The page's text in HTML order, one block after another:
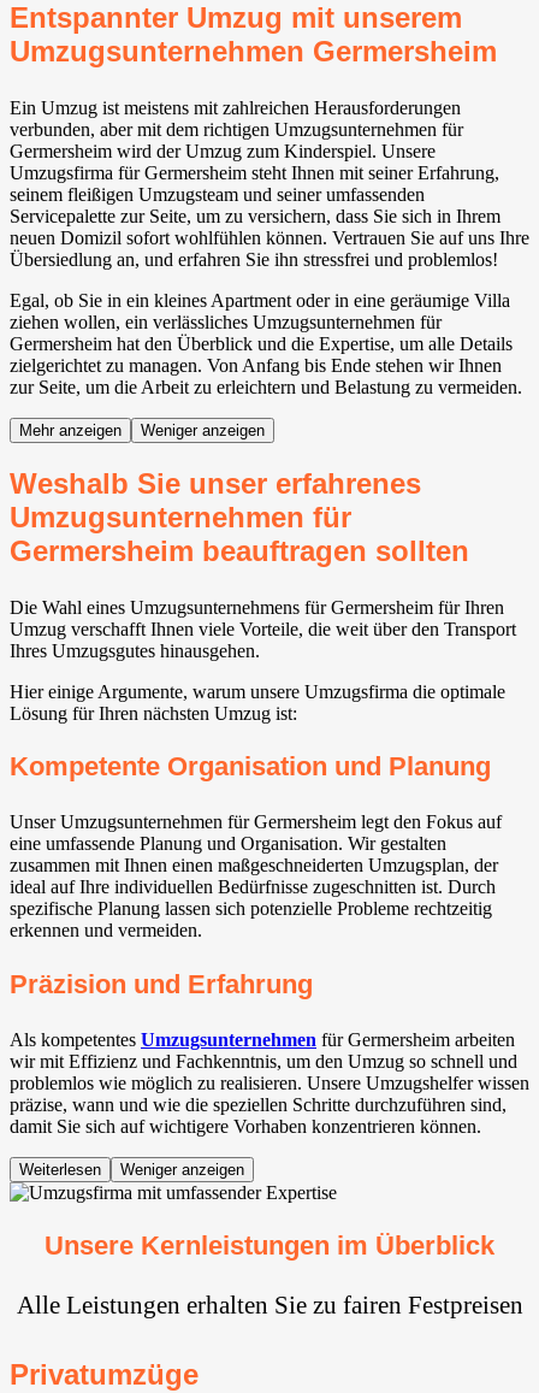
Entspannter Umzug mit unserem
Umzugsunternehmen Germersheim
Ein Umzug ist meistens mit zahlreichen Herausforderungen
verbunden, aber mit dem richtigen Umzugsunternehmen für
Germersheim wird der Umzug zum Kinderspiel. Unsere
Umzugsfirma für Germersheim steht Ihnen mit seiner Erfahrung,
seinem fleißigen Umzugsteam und seiner umfassenden
Servicepalette zur Seite, um zu versichern, dass Sie sich in Ihrem
neuen Domizil sofort wohlfühlen können. Vertrauen Sie auf uns Ihre
Übersiedlung an, und erfahren Sie ihn stressfrei und problemlos!
Egal, ob Sie in ein kleines Apartment oder in eine geräumige Villa
ziehen wollen, ein verlässliches Umzugsunternehmen für
Germersheim hat den Überblick und die Expertise, um alle Details
zielgerichtet zu managen. Von Anfang bis Ende stehen wir Ihnen
zur Seite, um die Arbeit zu erleichtern und Belastung zu vermeiden.
Mehr anzeigen Weniger anzeigen
Weshalb Sie unser erfahrenes
Umzugsunternehmen für
Germersheim beauftragen sollten
Die Wahl eines Umzugsunternehmens für Germersheim für Ihren
Umzug verschafft Ihnen viele Vorteile, die weit über den Transport
Ihres Umzugsgutes hinausgehen.
Hier einige Argumente, warum unsere Umzugsfirma die optimale
Lösung für Ihren nächsten Umzug ist:
Kompetente Organisation und Planung
Unser Umzugsunternehmen für Germersheim legt den Fokus auf
eine umfassende Planung und Organisation. Wir gestalten
zusammen mit Ihnen einen maßgeschneiderten Umzugsplan, der
ideal auf Ihre individuellen Bedürfnisse zugeschnitten ist. Durch
spezifische Planung lassen sich potenzielle Probleme rechtzeitig
erkennen und vermeiden.
Präzision und Erfahrung
Als kompetentes Umzugsunternehmen für Germersheim arbeiten
wir mit Effizienz und Fachkenntnis, um den Umzug so schnell und
problemlos wie möglich zu realisieren. Unsere Umzugshelfer wissen
präzise, wann und wie die speziellen Schritte durchzuführen sind,
damit Sie sich auf wichtigere Vorhaben konzentrieren können.
Weiterlesen Weniger anzeigen
Unsere Kernleistungen im Überblick
Alle Leistungen erhalten Sie zu fairen Festpreisen
Privatumzüge